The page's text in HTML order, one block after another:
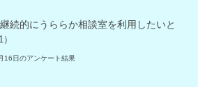
続的にうららか相談室を利用したいと
16日のアンケート結果